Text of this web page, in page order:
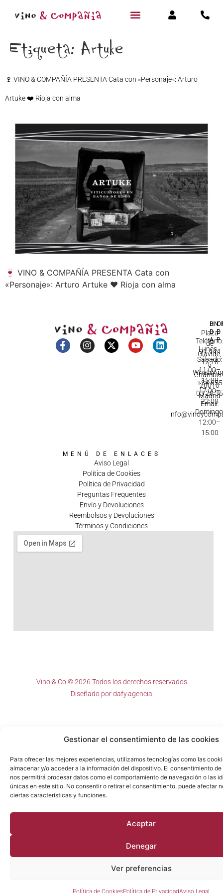
Gestionar el consentimiento de las cookies
Para ofrecer las mejores experiencias, utilizamos tecnologías como las
almacenar y/o acceder a la información del dispositivo. El consentimiento
nos permitirá procesar datos como el comportamiento de navegación o las
únicas en este sitio. No consentir o retirar el consentimiento, puede afectar
ciertas características y funciones.
Aceptar
Denegar
Ver preferencias
Política de CookiesPolítica de PrivacidadAviso Legal
Etiqueta:Artuke
🍷 VINO & COMPAÑÍA PRESENTA Cata con «Personaje»: Arturo
Artuke ❤️ Rioja con alma
🍷 VINO & COMPAÑÍA PRESENTA Cata con
«Personaje»: Arturo Artuke ❤️ Rioja con alma
Plaza
de
Olavide,
5
28010
Madrid
DE
Lunes -
Sábado:
11:00–
15:00
17:00–
22:00
12:00–
15:00
91 444
12 78
+34 655
03 20 35
Email:
MENÚ DE ENLACES
Aviso Legal
Política de Cookies
Política de Privacidad
Preguntas Frequentes
Envío y Devoluciones
Reembolsos y Devoluciones
Términos y Condiciones
Vino & Co © 2026 Todos los derechos reservados
Diseñado pordafy.agencia